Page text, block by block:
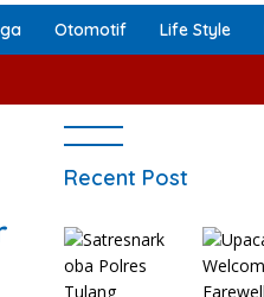
Otomotif Life Style
Recent Post